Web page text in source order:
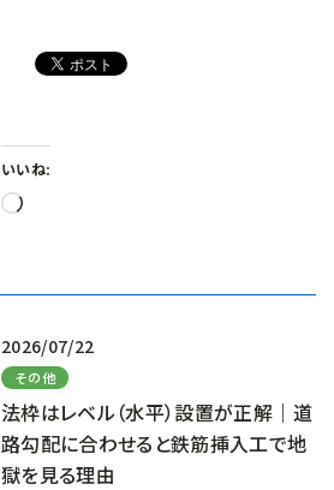
いいね:
読
2026/07/22
その他
法枠はレベル（水平）設置が正解｜道
路勾配に合わせると鉄筋挿入工で地
獄を見る理由